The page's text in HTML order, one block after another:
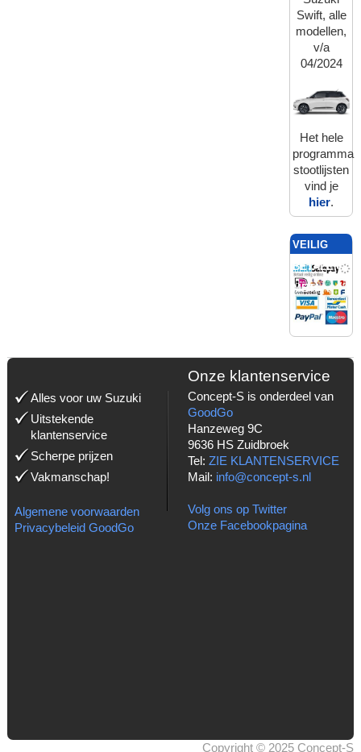
Swift, alle
modellen,
v/a
04/2024
Het hele
programma
stootlijsten
vind je
hier.
VEILIG
BETALEN
MET:
Alles voor uw Suzuki
Uitstekende
klantenservice
Scherpe prijzen
Vakmanschap!
Algemene voorwaarden
Privacybeleid GoodGo
Onze klantenservice
Concept-S is onderdeel van
GoodGo
Hanzeweg 9C
9636 HS Zuidbroek
Tel: ZIE KLANTENSERVICE
Mail: info@concept-s.nl
Volg ons op Twitter
Onze Facebookpagina
Copyright © 2025 Concept-S